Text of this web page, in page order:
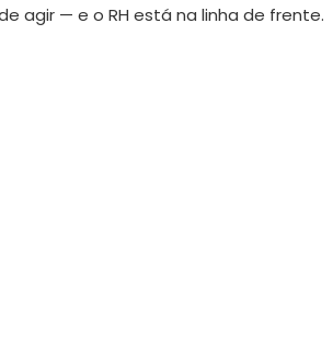
agir — e o RH está na linha de frente.